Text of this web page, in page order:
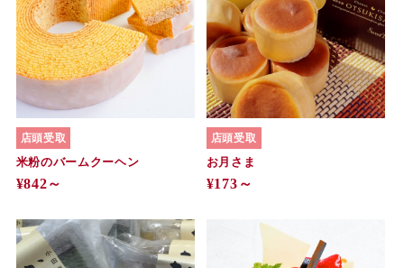
店頭受取
米粉のバームクーヘン
¥842～
店頭受取
お月さま
¥173～